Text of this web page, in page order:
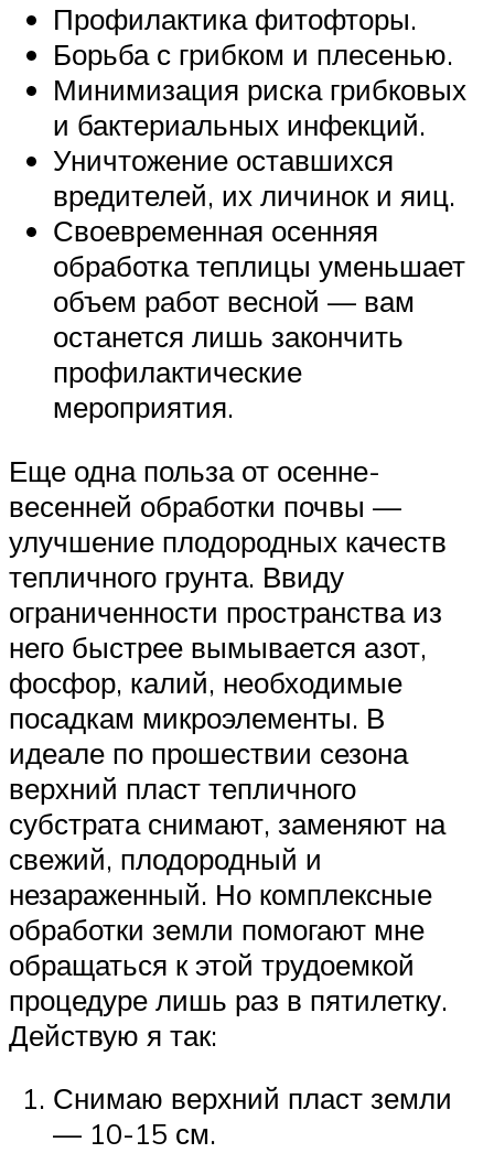
Профилактика фитофторы.
Борьба с грибком и плесенью.
Минимизация риска грибковых
и бактериальных инфекций.
Уничтожение оставшихся
вредителей, их личинок и яиц.
Своевременная осенняя
обработка теплицы уменьшает
объем работ весной — вам
останется лишь закончить
профилактические
мероприятия.
Еще одна польза от осенне-
весенней обработки почвы —
улучшение плодородных качеств
тепличного грунта. Ввиду
ограниченности пространства из
него быстрее вымывается азот,
фосфор, калий, необходимые
посадкам микроэлементы. В
идеале по прошествии сезона
верхний пласт тепличного
субстрата снимают, заменяют на
свежий, плодородный и
незараженный. Но комплексные
обработки земли помогают мне
обращаться к этой трудоемкой
процедуре лишь раз в пятилетку.
Действую я так:
Снимаю верхний пласт земли
— 10-15 см.